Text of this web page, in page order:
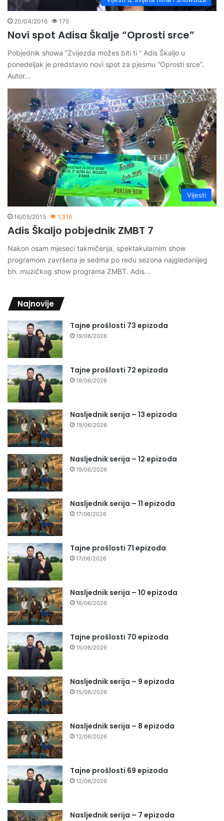
20/04/2016 175
Novi spot Adisa Škalje “Oprosti srce”
Pobjednik showa “Zvijezda možes biti ti ” Adis Škaljo u
ponedeljak je predstavio novi spot za pjesmu “Oprosti srce”.
Autor…
Vijesti
16/05/2015 1,316
Adis Škaljo pobjednik ZMBT 7
Nakon osam mjeseci takmičenja, spektakularnim show
programom završena je sedma po redu sezona najgledanijeg
bh. muzičkog show programa ZMBT. Adis…
Najnovije
Tajne prošlosti 73 epizoda
19/06/2026
Tajne prošlosti 72 epizoda
19/06/2026
Nasljednik serija – 13 epizoda
19/06/2026
Nasljednik serija – 12 epizoda
19/06/2026
Nasljednik serija – 11 epizoda
17/06/2026
Tajne prošlosti 71 epizoda
17/06/2026
Nasljednik serija – 10 epizoda
16/06/2026
Tajne prošlosti 70 epizoda
15/06/2026
Nasljednik serija – 9 epizoda
15/06/2026
Nasljednik serija – 8 epizoda
12/06/2026
Tajne prošlosti 69 epizoda
12/06/2026
Nasljednik serija – 7 epizoda